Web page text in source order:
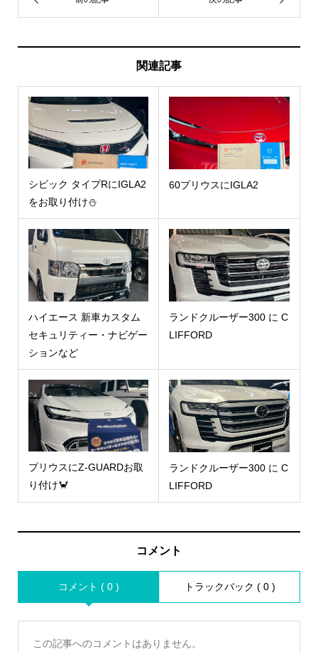
関連記事
シビック タイプRにIGLA2
をお取り付け⛄
60プリウスにIGLA2
ハイエース 新車カスタム
セキュリティー・ナビゲー
ションなど
ランドクルーザー300 に C
LIFFORD
プリウスにZ-GUARDお取
り付け🦀
ランドクルーザー300 に C
LIFFORD
コメント
コメント ( 0 ) トラックバック ( 0 )
この記事へのコメントはありません。